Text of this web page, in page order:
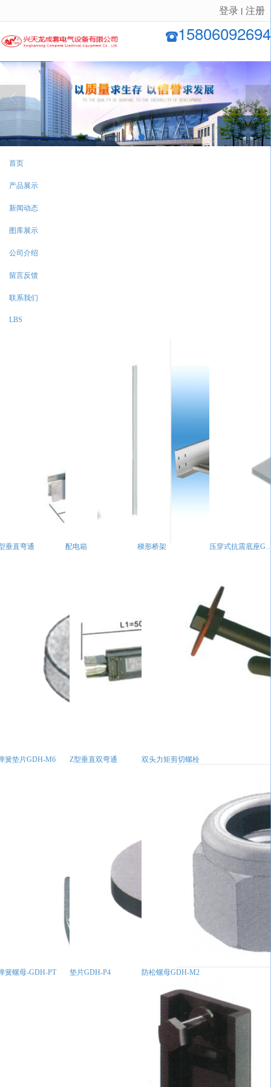
很遗憾，因您的浏览器版本过低导致无法获得最佳浏览体验，推荐下载安装谷歌浏览器！
登录 丨 注册
15806092694
首页
产品展示
新闻动态
图库展示
公司介绍
留言反馈
联系我们
LBS
垂直弯通 配电箱 梯形桥架 压穿式抗震底
簧垫片GDH-M6 Z型垂直双弯通 双头力矩剪切螺栓
簧螺母-GDH-PT 垫片GDH-P4 防松螺母GDH-M2